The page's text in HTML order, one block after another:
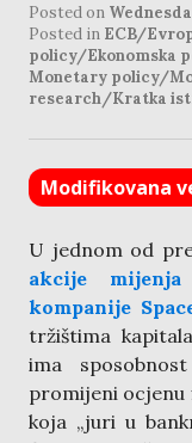
Posted on
Posted in ECB/
policy/Ekonomska
Monetary policy/
research/Kratka
Modifikovana
U jednom od
akcije
kompanije
tržištima
ima
promijeni ocjenu
koja „juri u